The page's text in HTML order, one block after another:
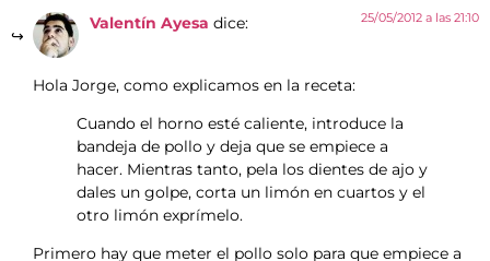
Valentín Ayesa dice: 25/05/2012 a las 21:10
Hola Jorge, como explicamos en la receta:
Cuando el horno esté caliente, introduce la
bandeja de pollo y deja que se empiece a
hacer. Mientras tanto, pela los dientes de ajo y
dales un golpe, corta un limón en cuartos y el
otro limón exprímelo.
Primero hay que meter el pollo solo para que empiece a